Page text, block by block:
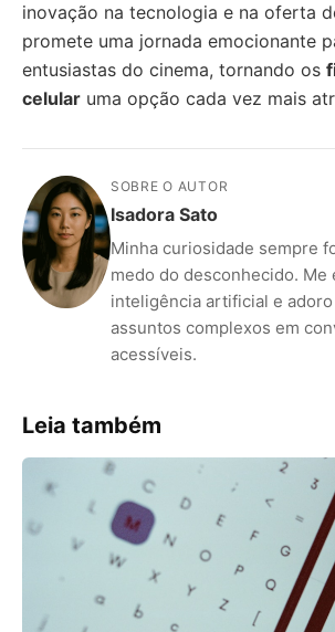
inovação na tecnologia e na oferta
promete uma jornada emocionante
entusiastas do cinema, tornando os
celular uma opção cada vez mais
SOBRE O AUTOR
Isadora Sato
Minha curiosidade sempre
medo do desconhecido. Me
inteligência artificial e
assuntos complexos em
acessíveis.
Leia também